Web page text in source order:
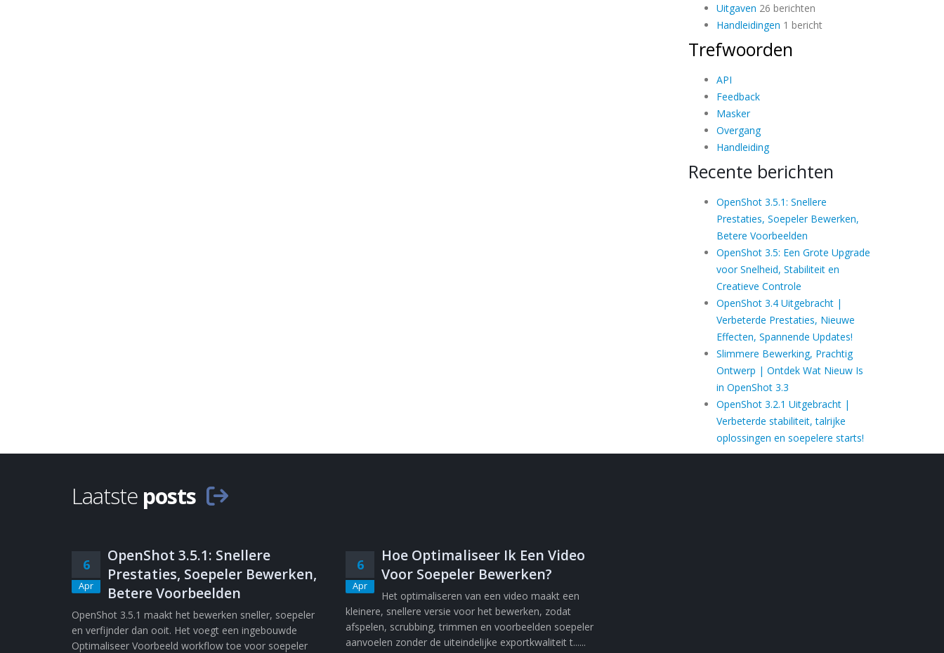
Uitgaven 26 berichten
Handleidingen 1 bericht
Trefwoorden
API
Feedback
Masker
Overgang
Handleiding
Recente berichten
OpenShot 3.5.1: Snellere
Prestaties, Soepeler Bewerken,
Betere Voorbeelden
OpenShot 3.5: Een Grote Upgrade
voor Snelheid, Stabiliteit en
Creatieve Controle
OpenShot 3.4 Uitgebracht |
Verbeterde Prestaties, Nieuwe
Effecten, Spannende Updates!
Slimmere Bewerking, Prachtig
Ontwerp | Ontdek Wat Nieuw Is
in OpenShot 3.3
OpenShot 3.2.1 Uitgebracht |
Verbeterde stabiliteit, talrijke
oplossingen en soepelere starts!
Laatste posts
6
Apr
OpenShot 3.5.1: Snellere
Prestaties, Soepeler Bewerken,
Betere Voorbeelden
OpenShot 3.5.1 maakt het bewerken sneller, soepeler
en verfijnder dan ooit. Het voegt een ingebouwde
Optimaliseer Voorbeeld workflow toe voor soepeler
6
Apr
Hoe Optimaliseer Ik Een Video
Voor Soepeler Bewerken?
Het optimaliseren van een video maakt een
kleinere, snellere versie voor het bewerken, zodat
afspelen, scrubbing, trimmen en voorbeelden soepeler
aanvoelen zonder de uiteindelijke exportkwaliteit t......